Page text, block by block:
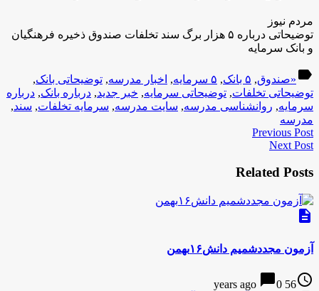
مردم نیوز
توضیحاتی درباره ۵ هزار برگ سند تخلفات صندوق ذخیره فرهنگیان
و بانک سرمایه
label «صندوق, ۵ بانک , ۵ سرمایه , اخبار مدرسه, توضیحاتی بانک,
توضیحاتی تخلفات, توضیحاتی سرمایه, خبر جدید, درباره بانک, درباره
سرمایه, روانشناسی مدرسه, سایت مدرسه, سرمایه تخلفات, سند,
مدرسه
Previous Post
Next Post
Related Posts
description
آزمون مجددشمیم دانش۱۶بهمن
access_time
56 years ago
chat_bubble0